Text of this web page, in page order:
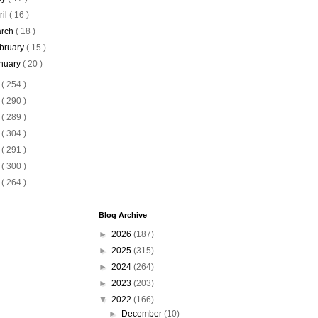
( 16 )
( 18 )
( 15 )
( 20 )
( 254 )
( 290 )
( 289 )
( 304 )
( 291 )
( 300 )
( 264 )
Blog Archive
► 2026 (187)
► 2025 (315)
► 2024 (264)
► 2023 (203)
▼ 2022 (166)
►
December (10)